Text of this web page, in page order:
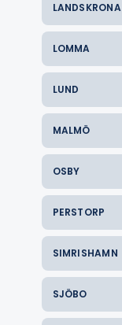
LANDSKRONA
LOMMA
LUND
MALMÖ
OSBY
PERSTORP
SIMRISHAMN
SJÖBO